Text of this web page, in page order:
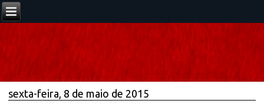
sexta-feira, 8 de maio de 2015